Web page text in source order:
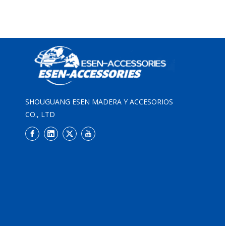
SHOUGUANG ESEN MADERA Y ACCESORIOS
CO., LTD